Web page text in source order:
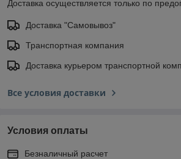
Доставка осуществляется только по
Доставка "Самовывоз"
Транспортная компания
Доставка курьером транспортной
Все условия доставки
Условия оплаты
Безналичный расчет